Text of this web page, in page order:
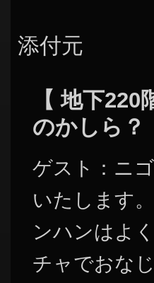
添付元
【 地下
のかしら
ゲスト：ニ
いたします
ンハンはよ
チャでおな